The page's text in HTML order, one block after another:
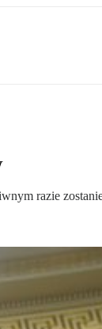
razie